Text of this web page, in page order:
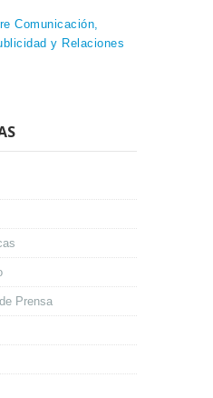
Comunicación,
y Relaciones
Prensa